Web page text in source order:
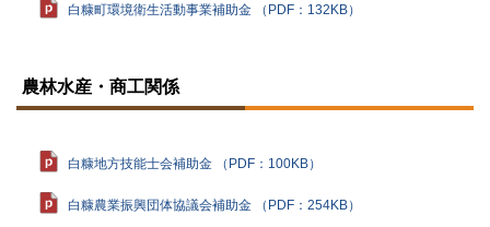
白糠町環境衛生活動事業補助金 （PDF：132KB）
ッ
農林水産・商工関係
白糠地方技能士会補助金 （PDF：100KB）
白糠農業振興団体協議会補助金 （PDF：254KB）